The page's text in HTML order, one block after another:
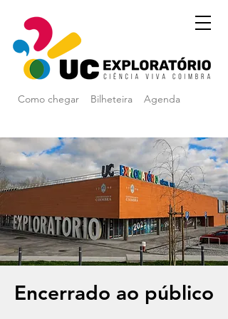
Como chegar Agenda
Bilheteira
Encerrado ao público